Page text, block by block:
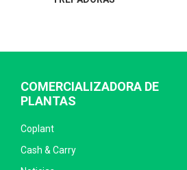
COMERCIALIZADORA DE
PLANTAS
Coplant
Cash & Carry